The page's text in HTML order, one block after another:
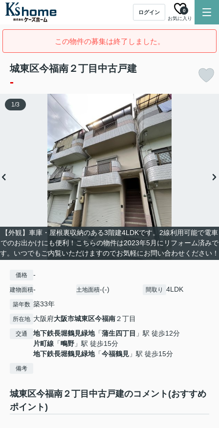
ログイン
お気に入り
0
この物件の募集は終了しました。
城東区今福南２丁目中古戸建
-
【外観】車庫・屋根裏収納のある3階建4LDKです。2線利用可能で電車
でのお出かけにも便利！こちらの物件は2023年5月にリフォーム済みで
す。いつでもご内覧いただけますのでお気軽にお問い合わせください！
1/3
価格 -
建物面積- 土地面積-(-) 間取り 4LDK
築年数 築33年
所在地 大阪府大阪市城東区今福南２丁目
交通 地下鉄長堀鶴見緑地「蒲生四丁目 」駅 徒歩12分
片町線 「鴫野 」駅 徒歩15分
地下鉄長堀鶴見緑地「今福鶴見 」駅 徒歩15分
備考
城東区今福南２丁目中古戸建のコメント(おすすめ
ポイント)